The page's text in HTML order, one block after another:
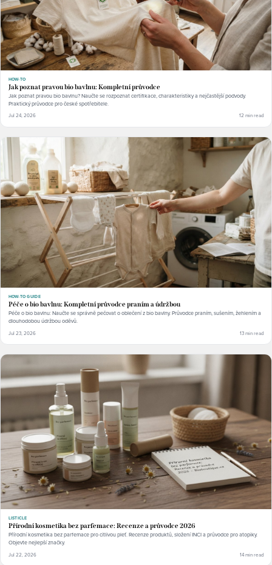
HOW-TO
Jak poznat pravou bio bavlnu: Kompletní průvodce
Jak poznat pravou bio bavlnu? Naučte se rozpoznat certifikace, charakteristiky a nejčastější podvody.
Praktický průvodce pro české spotřebitele.
Jul 24, 2026 12 min read
HOW-TO GUIDE
Péče o bio bavlnu: Kompletní průvodce praním a údržbou
Péče o bio bavlnu: Naučte se správně pečovat o oblečení z bio bavlny. Průvodce praním, sušením, žehlením a
dlouhodobou údržbou oděvů.
Jul 23, 2026 13 min read
LISTICLE
Přírodní kosmetika bez parfemace: Recenze a průvodce 2026
Přírodní kosmetika bez parfemace pro citlivou pleť. Recenze produktů, složení INCI a průvodce pro atopiky.
Objevte nejlepší značky.
Jul 22, 2026 14 min read